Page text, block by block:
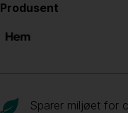
Produsent
Sparer miljøet for